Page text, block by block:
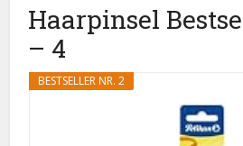
Haarpinsel
– 4
BESTSELLER NR. 2